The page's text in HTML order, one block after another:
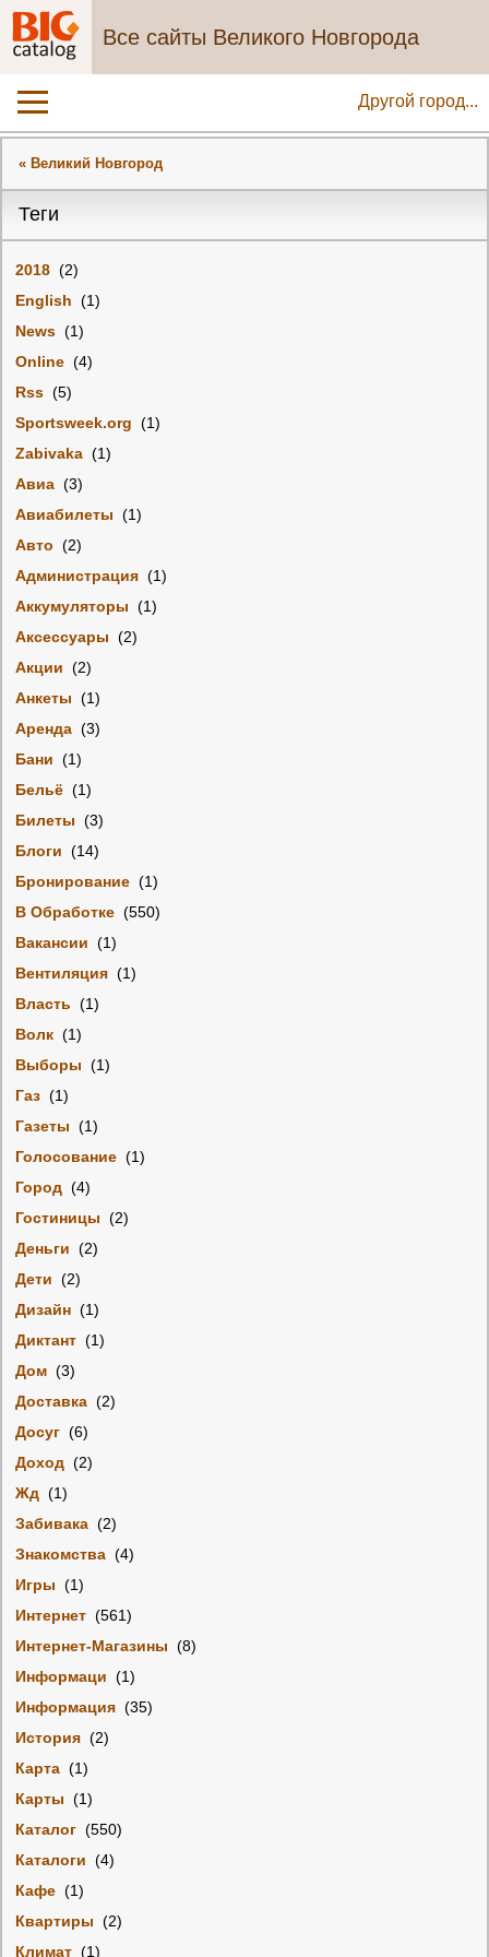
Все сайты Великого Новгорода
Другой город...
« Великий Новгород
Теги
2018 (2)
English (1)
News (1)
Online (4)
Rss (5)
Sportsweek.org (1)
Zabivaka (1)
Авиа (3)
Авиабилеты (1)
Авто (2)
Администрация (1)
Аккумуляторы (1)
Аксессуары (2)
Акции (2)
Анкеты (1)
Аренда (3)
Бани (1)
Бельё (1)
Билеты (3)
Блоги (14)
Бронирование (1)
В Обработке (550)
Вакансии (1)
Вентиляция (1)
Власть (1)
Волк (1)
Выборы (1)
Газ (1)
Газеты (1)
Голосование (1)
Город (4)
Гостиницы (2)
Деньги (2)
Дети (2)
Дизайн (1)
Диктант (1)
Дом (3)
Доставка (2)
Досуг (6)
Доход (2)
Жд (1)
Забивака (2)
Знакомства (4)
Игры (1)
Интернет (561)
Интернет-Магазины (8)
Информаци (1)
Информация (35)
История (2)
Карта (1)
Карты (1)
Каталог (550)
Каталоги (4)
Кафе (1)
Квартиры (2)
Климат (1)